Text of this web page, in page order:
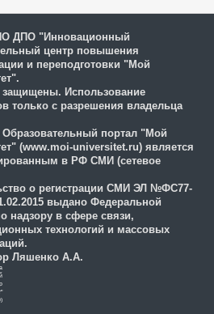
ДПО "Инновационный
центр повышения
и переподготовки "Мой
защищены. Использование
только с разрешения владельца
Образовательный портал "Мой
(www.moi-universitet.ru) является
в РФ СМИ (сетевое
о регистрации СМИ ЭЛ №ФС77-
выдано Федеральной
надзору в сфере связи,
технологий и массовых
Ляшенко А.А.